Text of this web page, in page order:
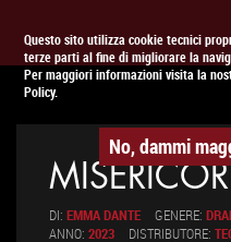
Questo sito utilizza cookie tecnici
terze parti al fine di migliorare la
Per maggiori informazioni visita la
Policy.
No, dammi
APPUNTAMENTO AL
DI: EMMA DANTE GENERE:
ANNO: 2023 DISTRIBUTORE: